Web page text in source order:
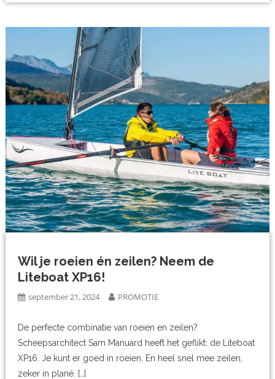
Wil je roeien én zeilen? Neem de
Liteboat XP16!
september 21, 2024 PROMOTIE
De perfecte combinatie van roeien en zeilen?
Scheepsarchitect Sam Manuard heeft het geflikt: de Liteboat
XP16. Je kunt er goed in roeien. En heel snel mee zeilen,
zeker in plané. […]